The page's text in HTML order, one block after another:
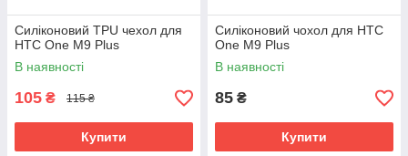
Силіконовий TPU чехол для
HTC One M9 Plus
В наявності
105 ₴ 115 ₴
Купити
Силіконовий чохол для HTC
One M9 Plus
В наявності
85 ₴
Купити